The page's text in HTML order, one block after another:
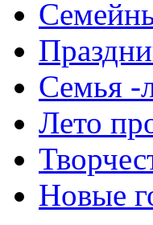
Семья -
Лето
Новые